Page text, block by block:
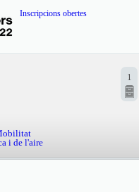
Inscripcions obertes
1
i de l'aire